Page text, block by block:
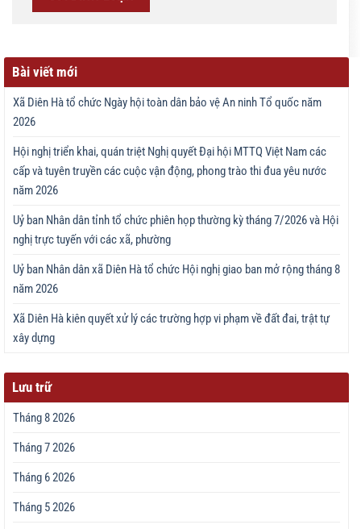
Bài viết mới
Xã Diên Hà tổ chức Ngày hội toàn dân bảo vệ An ninh Tổ quốc năm
2026
Hội nghị triển khai, quán triệt Nghị quyết Đại hội MTTQ Việt Nam các
cấp và tuyên truyền các cuộc vận động, phong trào thi đua yêu nước
năm 2026
Uỷ ban Nhân dân tỉnh tổ chức phiên họp thường kỳ tháng 7/2026 và Hội
nghị trực tuyến với các xã, phường
Uỷ ban Nhân dân xã Diên Hà tổ chức Hội nghị giao ban mở rộng tháng 8
năm 2026
Xã Diên Hà kiên quyết xử lý các trường hợp vi phạm về đất đai, trật tự
xây dựng
Lưu trữ
Tháng 8 2026
Tháng 7 2026
Tháng 6 2026
Tháng 5 2026